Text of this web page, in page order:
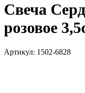
Свеча
розовое
Артикул: 1502-6828